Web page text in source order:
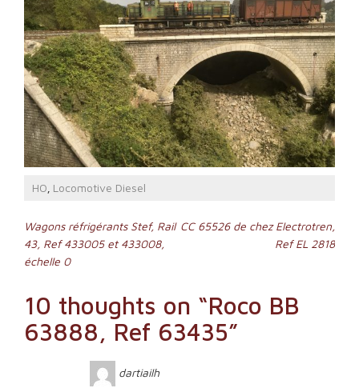
HO Locomotive Diesel
Navigation
de
Wagons réfrigérants Stef, Rail
43, Ref 433005 et 433008,
échelle 0
CC 65526 de chez Electrotren,
Ref EL 2818
10 thoughts on “Roco BB
63888, Ref 63435”
dartiailh